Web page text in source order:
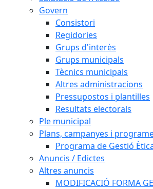
Govern
Consistori
Regidories
Grups d'interès
Grups municipals
Tècnics municipals
Altres administracions
Pressupostos i plantilles
Resultats electorals
Ple municipal
Plans, campanyes i
Programa de Gestió
Anuncis / Edictes
Altres anuncis
MODIFICACIÓ FORMA